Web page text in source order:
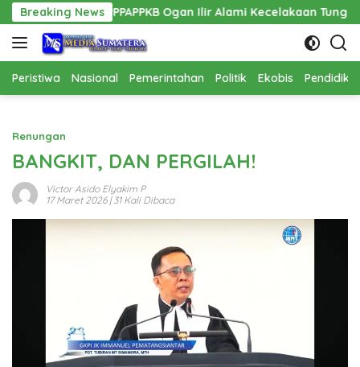
Langsung
ke
konten
Breaking News
PPPAPPKB Ogan Ilir Alami Kecelakaan Tunggal
Peristiwa Nasional Pemerintahan Politik Ekobis
Renungan
BANGKIT, DAN PERGILAH!
Victor Asido Elyakim P
17 Maret 2026| 31 Kali Dibaca